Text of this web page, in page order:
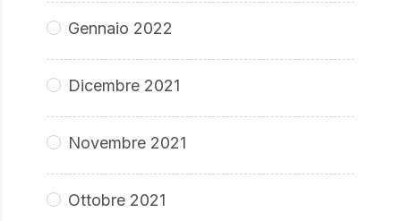
Gennaio 2022
Dicembre 2021
Novembre 2021
Ottobre 2021